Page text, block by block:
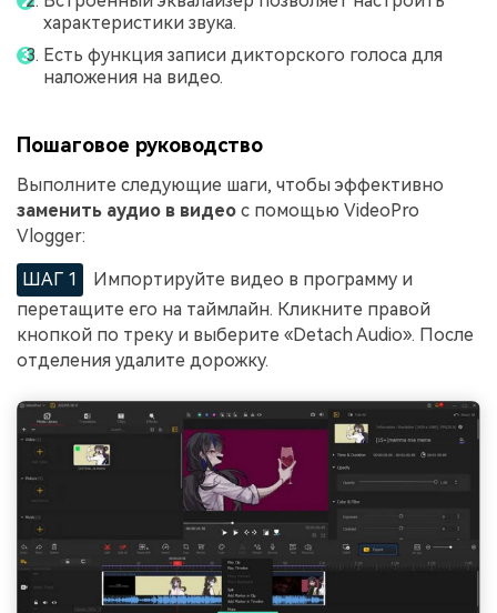
характеристики звука.
Есть функция записи дикторского голоса для
наложения на видео.
Пошаговое руководство
Выполните следующие шаги, чтобы эффективно
заменить аудио в видео с помощью VideoPro
Vlogger:
ШАГ 1
Импортируйте видео в программу и
перетащите его на таймлайн. Кликните правой
кнопкой по треку и выберите «Detach Audio». После
отделения удалите дорожку.